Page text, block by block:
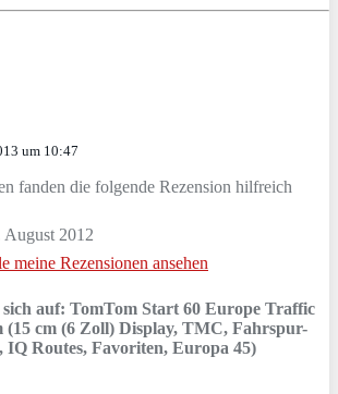
um 10:47
fanden die folgende Rezension hilfreich
August 2012
meine Rezensionen ansehen
sich auf: TomTom Start 60 Europe Traffic
(15 cm (6 Zoll) Display, TMC, Fahrspur-
IQ Routes, Favoriten, Europa 45)